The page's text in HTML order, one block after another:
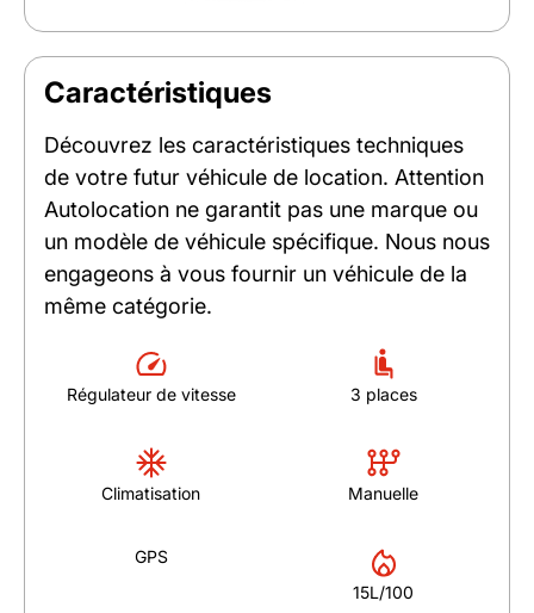
Caractéristiques
Découvrez les caractéristiques techniques
de votre futur véhicule de location. Attention
Autolocation ne garantit pas une marque ou
un modèle de véhicule spécifique. Nous nous
engageons à vous fournir un véhicule de la
même catégorie.
Régulateur de vitesse 3 places
Climatisation Manuelle
GPS
15L/100